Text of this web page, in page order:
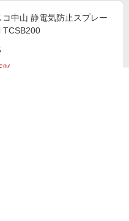
コ中山 静電気防止スプレー
TCSB200